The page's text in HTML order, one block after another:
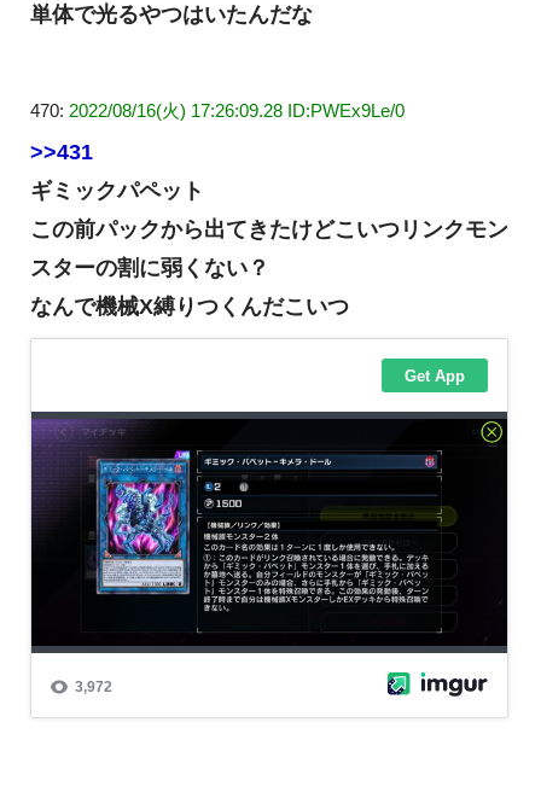
単体で光るやつはいたんだな
470: 2022/08/16(火) 17:26:09.28 ID:PWEx9Le/0
>>431
ギミックパペット
この前パックから出てきたけどこいつリンクモン
スターの割に弱くない？
なんで機械X縛りつくんだこいつ